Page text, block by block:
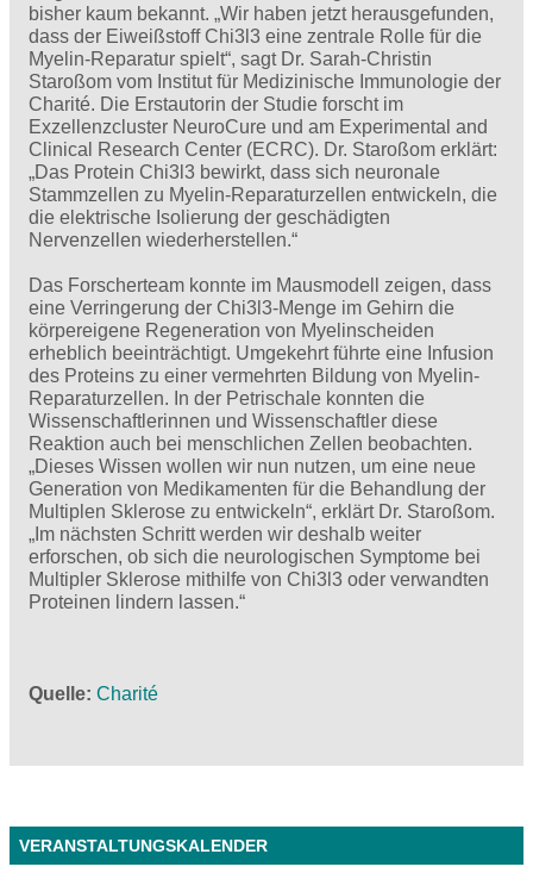
bisher kaum bekannt. „Wir haben jetzt herausgefunden,
dass der Eiweißstoff Chi3l3 eine zentrale Rolle für die
Myelin-Reparatur spielt“, sagt Dr. Sarah-Christin
Staroßom vom Institut für Medizinische Immunologie der
Charité. Die Erstautorin der Studie forscht im
Exzellenzcluster NeuroCure und am Experimental and
Clinical Research Center (ECRC). Dr. Staroßom erklärt:
„Das Protein Chi3l3 bewirkt, dass sich neuronale
Stammzellen zu Myelin-Reparaturzellen entwickeln, die
die elektrische Isolierung der geschädigten
Nervenzellen wiederherstellen.“
Das Forscherteam konnte im Mausmodell zeigen, dass
eine Verringerung der Chi3l3-Menge im Gehirn die
körpereigene Regeneration von Myelinscheiden
erheblich beeinträchtigt. Umgekehrt führte eine Infusion
des Proteins zu einer vermehrten Bildung von Myelin-
Reparaturzellen. In der Petrischale konnten die
Wissenschaftlerinnen und Wissenschaftler diese
Reaktion auch bei menschlichen Zellen beobachten.
„Dieses Wissen wollen wir nun nutzen, um eine neue
Generation von Medikamenten für die Behandlung der
Multiplen Sklerose zu entwickeln“, erklärt Dr. Staroßom.
„Im nächsten Schritt werden wir deshalb weiter
erforschen, ob sich die neurologischen Symptome bei
Multipler Sklerose mithilfe von Chi3l3 oder verwandten
Proteinen lindern lassen.“
Quelle Charité
VERANSTALTUNGSKALENDER